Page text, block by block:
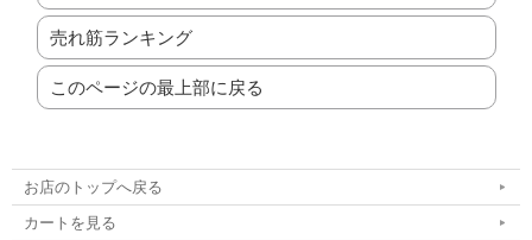
売れ筋ランキング
このページの最上部に戻る
お店のトップへ戻る
カートを見る